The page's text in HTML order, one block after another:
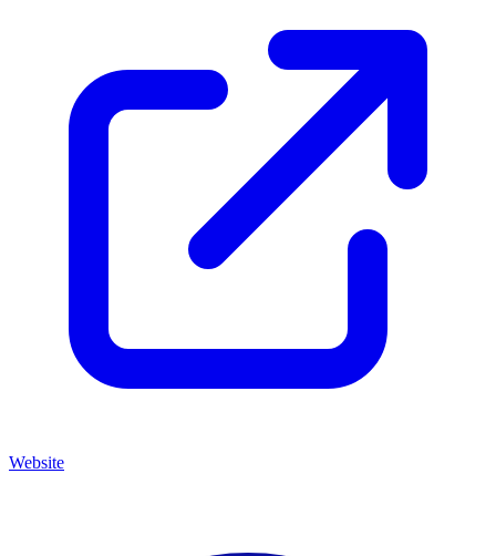
Website